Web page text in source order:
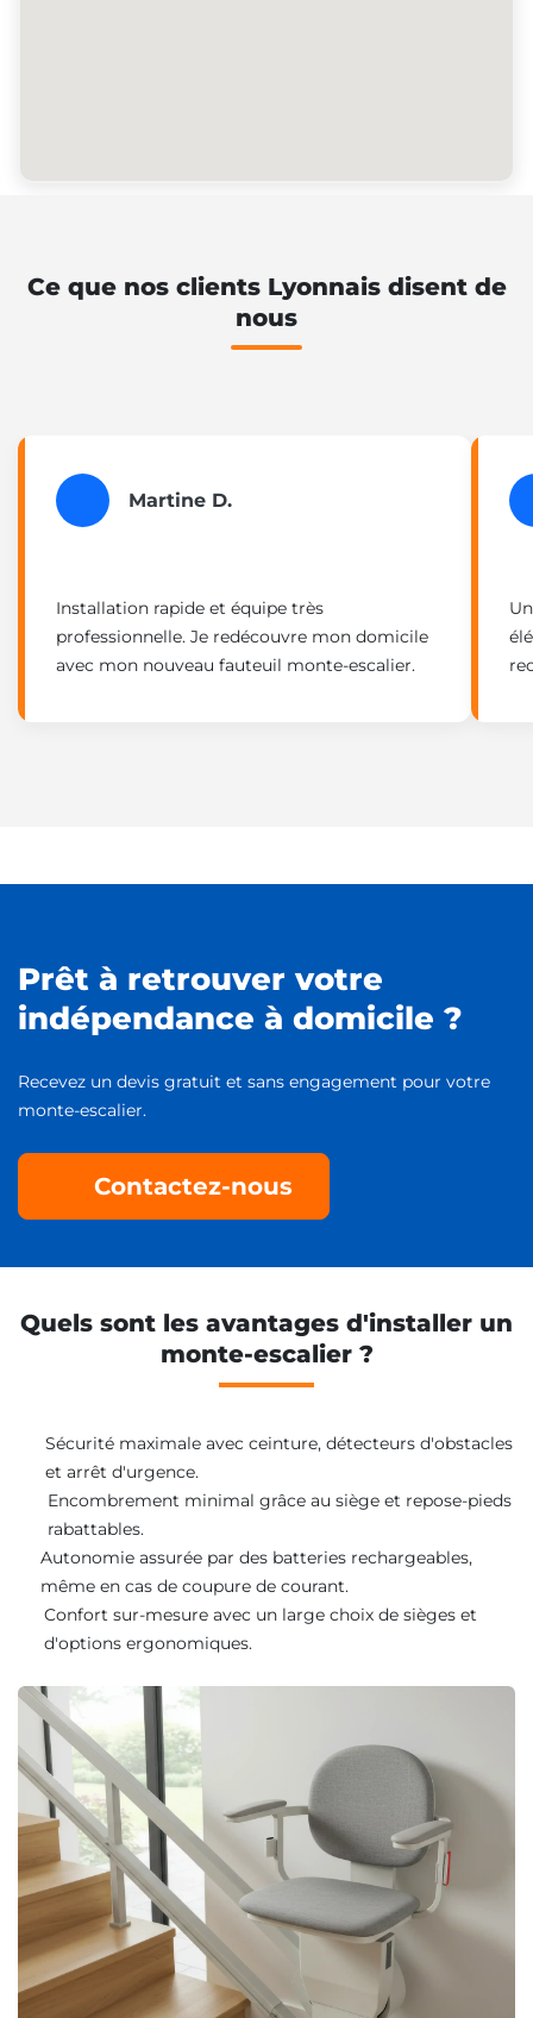
Ce que nos clients Lyonnais disent de
nous
Martine D.
Installation rapide et équipe très
professionnelle. Je redécouvre mon domicile
avec mon nouveau fauteuil monte-escalier.
Prêt à retrouver votre
indépendance à domicile ?
Recevez un devis gratuit et sans engagement pour votre
monte-escalier.
Contactez-nous
Quels sont les avantages d'installer un
monte-escalier ?
Sécurité maximale avec ceinture, détecteurs d'obstacles
et arrêt d'urgence.
Encombrement minimal grâce au siège et repose-pieds
rabattables.
Autonomie assurée par des batteries rechargeables,
même en cas de coupure de courant.
Confort sur-mesure avec un large choix de sièges et
d'options ergonomiques.